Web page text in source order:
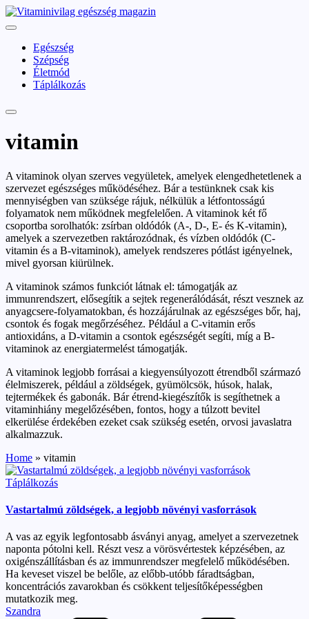
Skip
to
Vitaminivilág:
szépség
Egészség
Szépség
Életmód
Táplálkozás
vitamin
A vitaminok olyan szerves vegyületek, amelyek elengedhetetlenek a
szervezet egészséges működéséhez. Bár a testünknek csak kis
mennyiségben van szüksége rájuk, nélkülük a létfontosságú
folyamatok nem működnek megfelelően. A vitaminok két fő
csoportba sorolhatók: zsírban oldódók (A-, D-, E- és K-vitamin),
amelyek a szervezetben raktározódnak, és vízben oldódók (C-
vitamin és a B-vitaminok), amelyek rendszeres pótlást igényelnek,
mivel gyorsan kiürülnek.
A vitaminok számos funkciót látnak el: támogatják az
immunrendszert, elősegítik a sejtek regenerálódását, részt vesznek az
anyagcsere-folyamatokban, és hozzájárulnak az egészséges bőr, haj,
csontok és fogak megőrzéséhez. Például a C-vitamin erős
antioxidáns, a D-vitamin a csontok egészségét segíti, míg a B-
vitaminok az energiatermelést támogatják.
A vitaminok legjobb forrásai a kiegyensúlyozott étrendből származó
élelmiszerek, például a zöldségek, gyümölcsök, húsok, halak,
tejtermékek és gabonák. Bár étrend-kiegészítők is segíthetnek a
vitaminhiány megelőzésében, fontos, hogy a túlzott bevitel
elkerülése érdekében ezeket csak szükség esetén, orvosi javaslatra
alkalmazzuk.
Home » vitamin
Posted
Táplálkozás
Vastartalmú zöldségek, a legjobb növényi vasforrások
A vas az egyik legfontosabb ásványi anyag, amelyet a szervezetnek
naponta pótolni kell. Részt vesz a vörösvértestek képzésében, az
oxigénszállításban és az immunrendszer megfelelő működésében.
Ha keveset viszel be belőle, az előbb-utóbb fáradtságban,
koncentrációs zavarokban és csökkent teljesítőképességben
mutatkozik meg.
Posted
Szandra